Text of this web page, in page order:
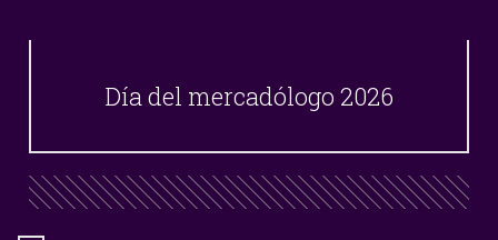
Día del mercadólogo 2026